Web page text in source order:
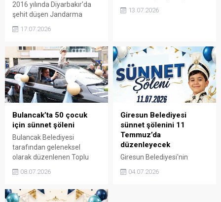
2016 yılında Diyarbakır'da
şehit düşen Jandarma
Cantürk'ün adını yaşatan
Cantürk'ün sünnet
düğününe katılarak şehit
ailesinin mutluluğuna ortak
oldu.
17.07.2026
Şöleni’nde 36 çocuk,
turundan müzikli gösterilere
kadar birçok etkinliğin yer
aldığı program, renkli
görüntülere sahne oldu.
13.07.2026
Bulancak’ta 50 çocuk
için sünnet şöleni
Bulancak Belediyesi
tarafından geleneksel
olarak düzenlenen Toplu
50 çocuk sünnet olmanın
etkinlikler ve ikramlarla
08.07.2026
Giresun Belediyesi
sünnet şölenini 11
Temmuz’da
düzenleyecek
Giresun Belediyesi'nin
ücretsiz sünnet şöleni için
04.07.2026